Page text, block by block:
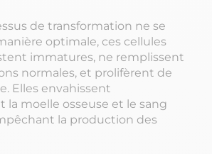
de transformation ne se
optimale, ces cellules
immatures, ne remplissent
normales, et prolifèrent de
Elles envahissent
la moelle osseuse et le sang
la production des